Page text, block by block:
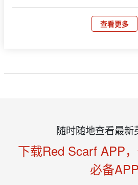
查看更多
随时随地查看最新
下载Red Scarf APP
必备APP